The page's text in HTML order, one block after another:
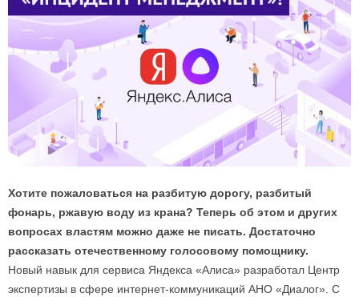
Хотите пожаловаться на разбитую дорогу, разбитый
фонарь, ржавую воду из крана? Теперь об этом и других
вопросах властям можно даже не писать. Достаточно
рассказать отечественному голосовому помощнику.
Новый навык для сервиса Яндекса «Алиса» разработал Центр
экспертизы в сфере интернет-коммуникаций АНО «Диалог». С